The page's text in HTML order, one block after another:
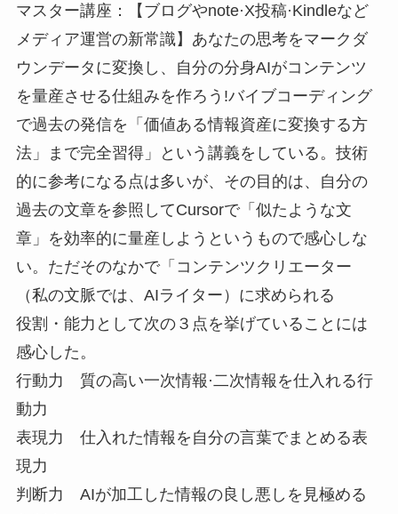
マスター講座：【ブログやnote·X投稿·Kindleなど
メディア運営の新常識】あなたの思考をマークダ
ウンデータに変換し、自分の分身AIがコンテンツ
を量産させる仕組みを作ろう!バイブコーディング
で過去の発信を「価値ある情報資産に変換する方
法」まで完全習得」という講義をしている。技術
的に参考になる点は多いが、その目的は、自分の
過去の文章を参照してCursorで「似たような文
章」を効率的に量産しようというもので感心しな
い。ただそのなかで「コンテンツクリエーター
（私の文脈では、AIライター）に求められる
役割・能力として次の３点を挙げていることには
感心した。
行動力 質の高い一次情報·二次情報を仕入れる行
動力
表現力 仕入れた情報を自分の言葉でまとめる表
現力
判断力 AIが加工した情報の良し悪しを見極める